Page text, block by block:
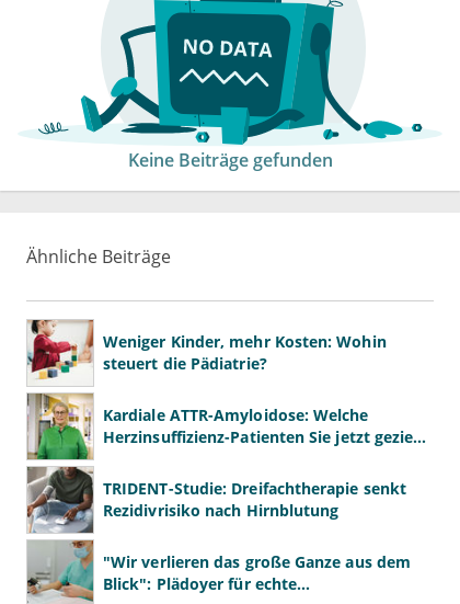
Keine Beiträge gefunden
Ähnliche Beiträge
Weniger Kinder, mehr Kosten: Wohin
steuert die Pädiatrie?
Kardiale ATTR-Amyloidose: Welche
Herzinsuffizienz-Patienten Sie jetzt gezielt
TRIDENT-Studie: Dreifachtherapie senkt
Rezidivrisiko nach Hirnblutung
"Wir verlieren das große Ganze aus dem
Blick": Plädoyer für echte